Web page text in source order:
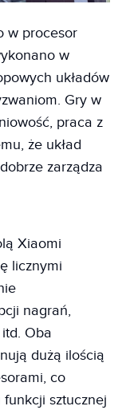
w procesor
w
układów
Gry w
praca z
że układ
zarządza
Xiaomi
licznymi
nagrań,
Oba
dużą ilością
co
funkcji sztucznej